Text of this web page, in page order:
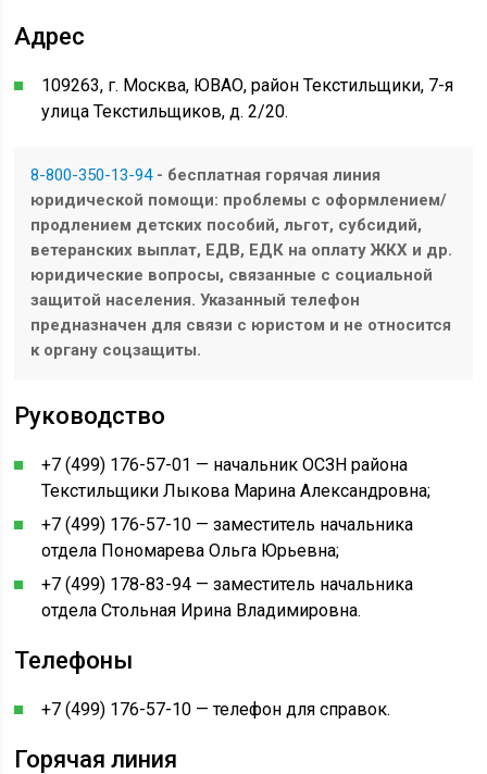
Адрес
109263, г. Москва, ЮВАО, район Текстильщики, 7-я
улица Текстильщиков, д. 2/20.
8-800-350-13-94- бесплатная горячая линия
юридической помощи: проблемы с оформлением/
продлением детских пособий, льгот, субсидий,
ветеранских выплат, ЕДВ, ЕДК на оплату ЖКХ и др.
юридические вопросы, связанные с социальной
защитой населения. Указанный телефон
предназначен для связи с юристом и не относится
к органу соцзащиты.
Руководство
+7 (499) 176-57-01 — начальник ОСЗН района
Текстильщики Лыкова Марина Александровна;
+7 (499) 176-57-10 — заместитель начальника
отдела Пономарева Ольга Юрьевна;
+7 (499) 178-83-94 — заместитель начальника
отдела Стольная Ирина Владимировна.
Телефоны
+7 (499) 176-57-10 — телефон для справок.
Горячая линия